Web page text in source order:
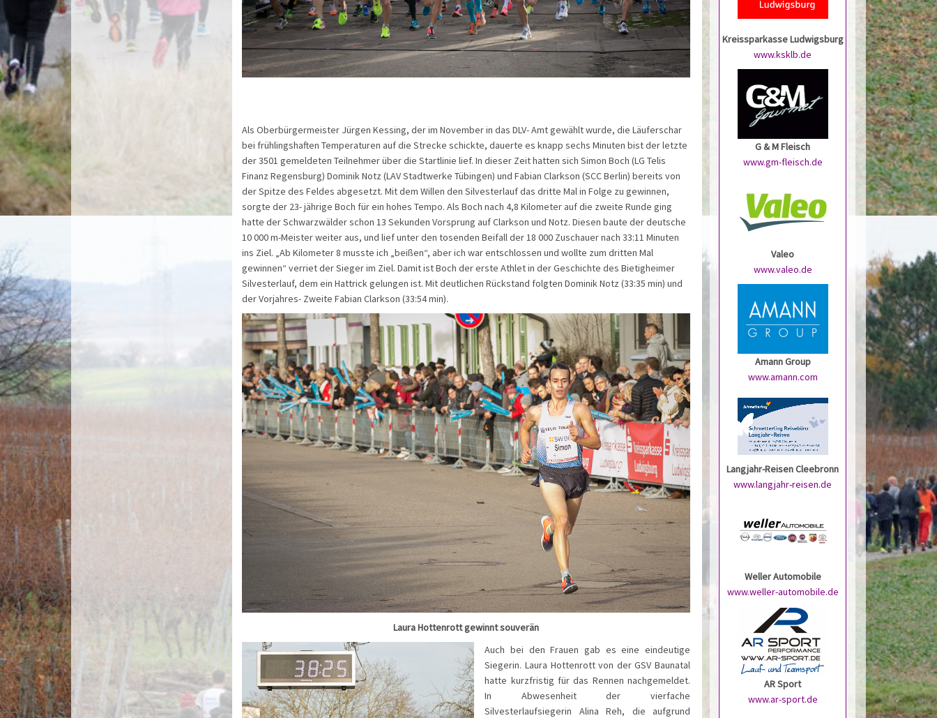
Als Oberbürgermeister Jürgen Kessing, der im November in das DLV- Amt gewählt wurde, die Läuferschar
bei frühlingshaften Temperaturen auf die Strecke schickte, dauerte es knapp sechs Minuten bist der letzte
der 3501 gemeldeten Teilnehmer über die Startlinie lief. In dieser Zeit hatten sich Simon Boch (LG Telis
Finanz Regensburg) Dominik Notz (LAV Stadtwerke Tübingen) und Fabian Clarkson (SCC Berlin) bereits von
der Spitze des Feldes abgesetzt. Mit dem Willen den Silvesterlauf das dritte Mal in Folge zu gewinnen,
sorgte der 23- jährige Boch für ein hohes Tempo. Als Boch nach 4,8 Kilometer auf die zweite Runde ging
hatte der Schwarzwälder schon 13 Sekunden Vorsprung auf Clarkson und Notz. Diesen baute der deutsche
10 000 m-Meister weiter aus, und lief unter den tosenden Beifall der 18 000 Zuschauer nach 33:11 Minuten
ins Ziel. „Ab Kilometer 8 musste ich „beißen“, aber ich war entschlossen und wollte zum dritten Mal
gewinnen“ verriet der Sieger im Ziel. Damit ist Boch der erste Athlet in der Geschichte des Bietigheimer
Silvesterlauf, dem ein Hattrick gelungen ist. Mit deutlichen Rückstand folgten Dominik Notz (33:35 min) und
der Vorjahres- Zweite Fabian Clarkson (33:54 min).
Laura Hottenrott gewinnt souverän
Auch bei den Frauen gab es eine eindeutige
Siegerin. Laura Hottenrott von der GSV Baunatal
hatte kurzfristig für das Rennen nachgemeldet.
In Abwesenheit der vierfache
Silvesterlaufsiegerin Alina Reh, die aufgrund
Kreissparkasse Ludwigsburg
www.ksklb.de
G & M Fleisch
www.gm-fleisch.de
Valeo
www.valeo.de
Amann Group
www.amann.com
Langjahr-Reisen Cleebronn
www.langjahr-reisen.de
Weller Automobile
www.weller-automobile.de
AR Sport
www.ar-sport.de